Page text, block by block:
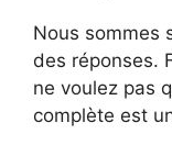
Nous sommes
des réponses.
ne voulez pas
complète est